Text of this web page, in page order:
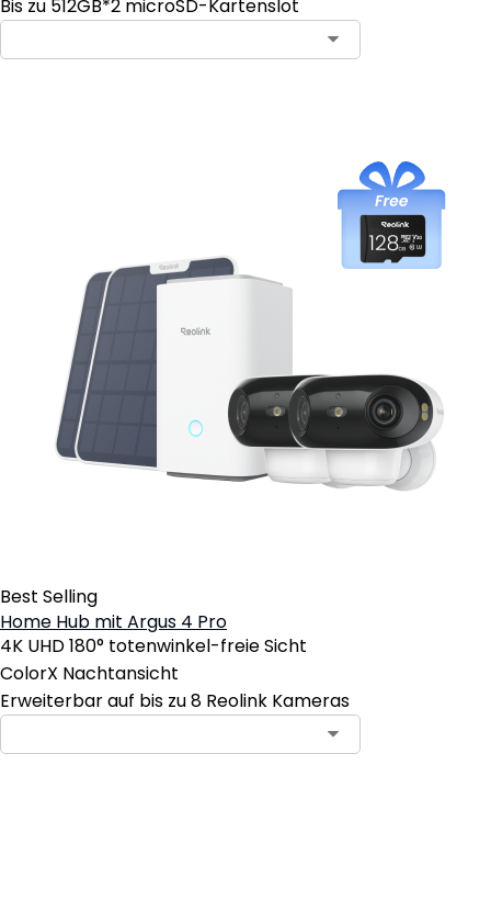
Bis zu 512GB*2 microSD-Kartenslot
Best Selling
Home Hub mit Argus 4 Pro
4K UHD 180° totenwinkel-freie Sicht
ColorX Nachtansicht
Erweiterbar auf bis zu 8 Reolink Kameras